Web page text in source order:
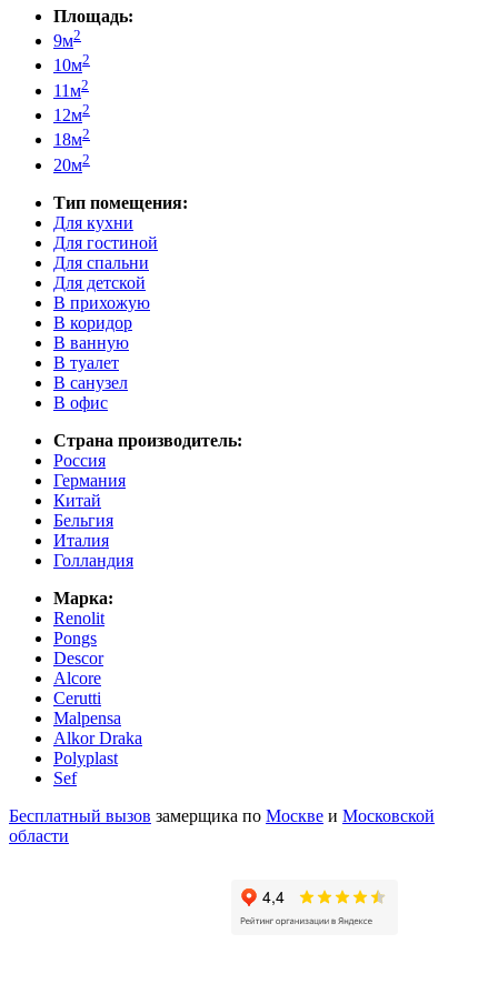
Площадь:
9м2
10м2
11м2
12м2
18м2
20м2
Тип помещения:
Для кухни
Для гостиной
Для спальни
Для детской
В прихожую
В коридор
В ванную
В туалет
В санузел
В офис
Страна производитель:
Россия
Германия
Китай
Бельгия
Италия
Голландия
Марка:
Renolit
Pongs
Descor
Alcore
Cerutti
Malpensa
Alkor Draka
Polyplast
Sef
Бесплатный вызов замерщика по Москве и Московской
области